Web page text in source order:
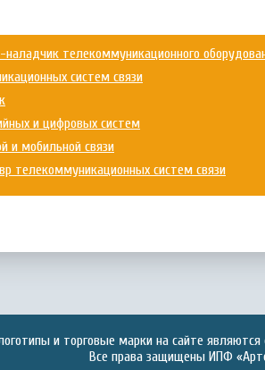
телекоммуникационного
систем связи
и цифровых систем
и мобильной связи
телекоммуникационных систем связи
и торговые марки на сайте
Все права защищены ИПФ